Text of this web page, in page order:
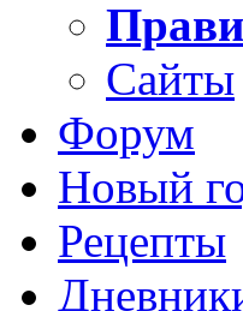
Сайты
Форум
Новый
Рецепты